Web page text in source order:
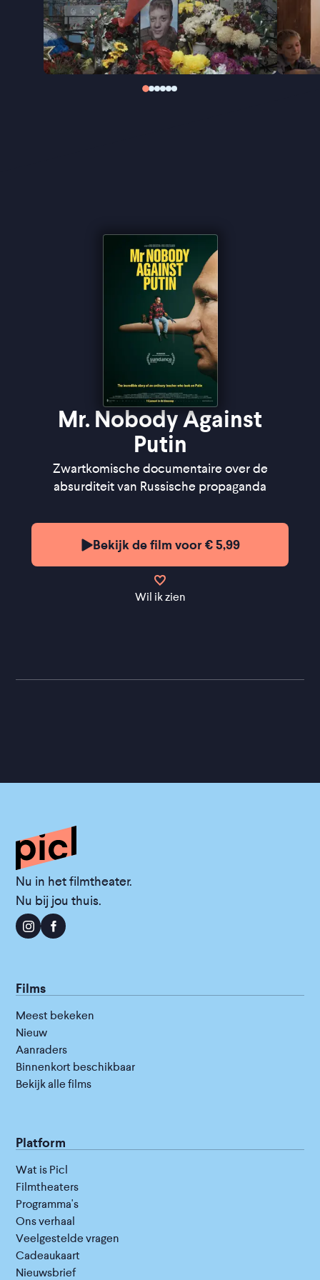
provincie schetst de film een scherpe,
hoogstpersoonlijke blik op vergaande
staatscontrole.Mr. Nobody Against Putinwon de
Oscar voor Beste Documentaire.
"Een belangrijk én ontroerend tijdsbeeld" ★★★★
Mr. Nobody Against
Putin
Zwartkomische documentaire over de
absurditeit van Russische propaganda
Bekijk de film voor € 5,99
Wil ik zien
Nu in het filmtheater.
Nu bij jou thuis.
Films
Meest bekeken
Nieuw
Aanraders
Binnenkort beschikbaar
Bekijk alle films
Platform
Wat is Picl
Filmtheaters
Programma's
Ons verhaal
Veelgestelde vragen
Cadeaukaart
Nieuwsbrief